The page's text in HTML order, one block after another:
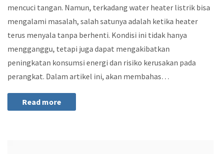
mencuci tangan. Namun, terkadang water heater listrik bisa
mengalami masalah, salah satunya adalah ketika heater
terus menyala tanpa berhenti. Kondisi ini tidak hanya
mengganggu, tetapi juga dapat mengakibatkan
peningkatan konsumsi energi dan risiko kerusakan pada
perangkat. Dalam artikel ini, akan membahas…
Read more